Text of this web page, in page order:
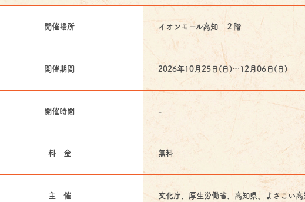
開催場所 イオンモール高知 ２階
開催期間 2026年10月25日(日)〜12月06日(日)
開催時間 -
料 金 無料
主 催 文化庁、厚生労働省、高知県、よさこい